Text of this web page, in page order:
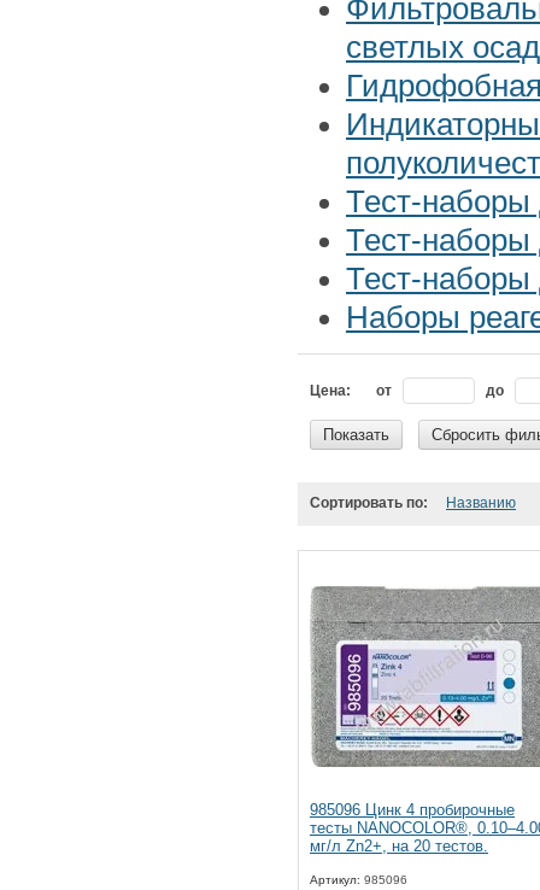
светлых
Тест-
Тест-
Тест-
Наборы
Цена: от до
Показать Сбросить
Сортировать по: Названию
985096 Цинк 4 пробирочные
тесты NANOCOLOR®,
мг/л Zn2+, на 20 тестов.
Артикул: 985096